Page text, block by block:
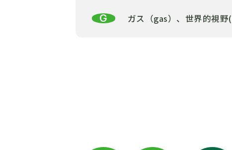
G ガス（gas）、世界的視